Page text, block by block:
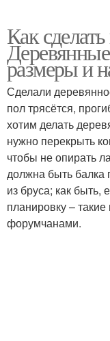
Чердачное
Перекрытия
этажами
Потолочные
перекрытия
Как
размеры и
Сделали
пол трясётся,
хотим делать
нужно перекрыть
чтобы не опирать
должна быть балка
из бруса; как быть,
планировку –
форумчанами.